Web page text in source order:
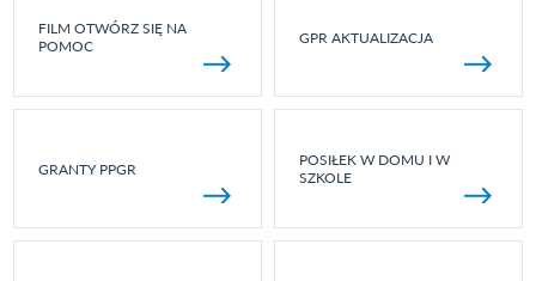
FILM OTWÓRZ SIĘ NA
POMOC
GPR AKTUALIZACJA
GRANTY PPGR
POSIŁEK W DOMU I W
SZKOLE